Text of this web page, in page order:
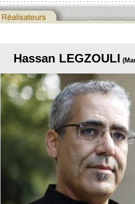
Hassan LEGZOULI